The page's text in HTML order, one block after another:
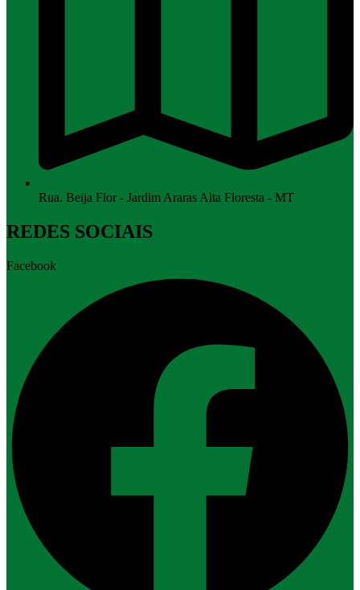
Rua. Beija Flor - Jardim Araras Alta Floresta - MT
REDES SOCIAIS
Facebook